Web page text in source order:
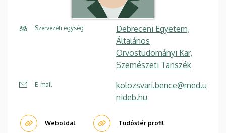
Szervezeti egység
Debreceni Egyetem,
Általános
Orvostudományi Kar,
Szemészeti Tanszék
E-mail
kolozsvari.bence@med.u
nideb.hu
Weboldal Tudóstér profil